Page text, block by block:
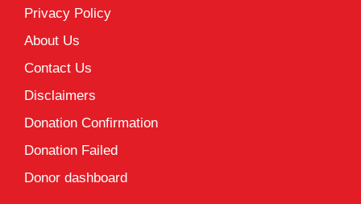
Privacy Policy
About Us
Contact Us
Disclaimers
Donation Confirmation
Donation Failed
Donor dashboard